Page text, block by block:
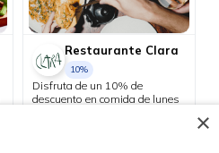
Restaurante Clara
10%
Disfruta de un 10% de
descuento en comida de lunes
×